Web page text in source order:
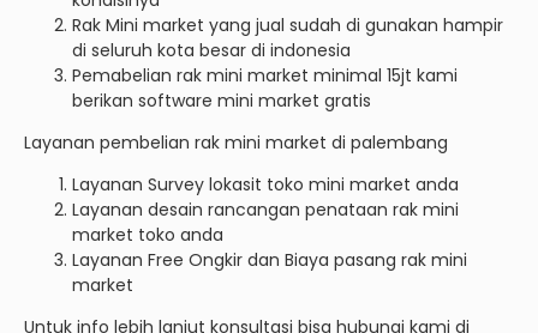
Rak Mini market yang jual sudah di gunakan hampir
di seluruh kota besar di indonesia
Pemabelian rak mini market minimal 15jt kami
berikan software mini market gratis
Layanan pembelian rak mini market di palembang
Layanan Survey lokasit toko mini market anda
Layanan desain rancangan penataan rak mini
market toko anda
Layanan Free Ongkir dan Biaya pasang rak mini
market
Untuk info lebih lanjut konsultasi bisa hubungi kami di